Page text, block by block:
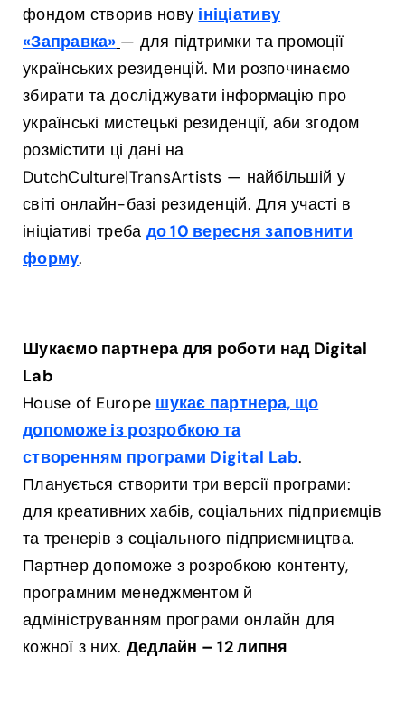
фондом створив нову ініціативу
«Заправка» — для підтримки та промоції
українських резиденцій. Ми розпочинаємо
збирати та досліджувати інформацію про
українські мистецькі резиденції, аби згодом
розмістити ці дані на
DutchCulture|TransArtists — найбільшій у
світі онлайн-базі резиденцій. Для участі в
ініціативі треба до 10 вересня заповнити
форму.
Шукаємо партнера для роботи над Digital
Lab
House of Europe шукає партнера, що
допоможе із розробкою та
створенням програми Digital Lab.
Планується створити три версії програми:
для креативних хабів, соціальних підприємців
та тренерів з соціального підприємництва.
Партнер допоможе з розробкою контенту,
програмним менеджментом й
адмініструванням програми онлайн для
кожної з них. Дедлайн – 12 липня